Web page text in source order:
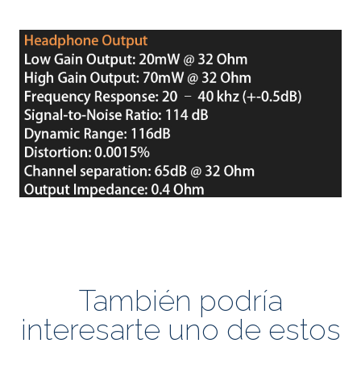
También podría
interesarte uno de estos